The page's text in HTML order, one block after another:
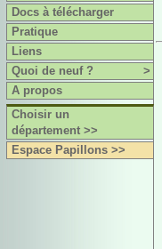
Docs à télécharger
Pratique
Liens
Quoi de neuf ?
>
A propos
Choisir un
département >>
Espace Papillons >>